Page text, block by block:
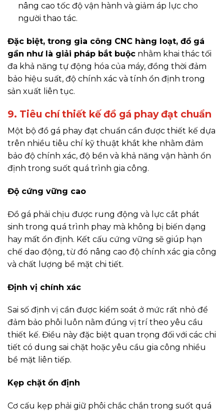
nâng cao tốc độ vận hành và giảm áp lực cho
người thao tác.
Đặc biệt, trong gia công CNC hàng loạt, đồ gá
gần như là giải pháp bắt buộc nhằm khai thác tối
đa khả năng tự động hóa của máy, đồng thời đảm
bảo hiệu suất, độ chính xác và tính ổn định trong
sản xuất liên tục.
9. Tiêu chí thiết kế đồ gá phay đạt chuẩn
Một bộ đồ gá phay đạt chuẩn cần được thiết kế dựa
trên nhiều tiêu chí kỹ thuật khắt khe nhằm đảm
bảo độ chính xác, độ bền và khả năng vận hành ổn
định trong suốt quá trình gia công.
Độ cứng vững cao
Đồ gá phải chịu được rung động và lực cắt phát
sinh trong quá trình phay mà không bị biến dạng
hay mất ổn định. Kết cấu cứng vững sẽ giúp hạn
chế dao động, từ đó nâng cao độ chính xác gia công
và chất lượng bề mặt chi tiết.
Định vị chính xác
Sai số định vị cần được kiểm soát ở mức rất nhỏ để
đảm bảo phôi luôn nằm đúng vị trí theo yêu cầu
thiết kế. Điều này đặc biệt quan trọng đối với các chi
tiết có dung sai chặt hoặc yêu cầu gia công nhiều
bề mặt liên tiếp.
Kẹp chặt ổn định
Cơ cấu kẹp phải giữ phôi chắc chắn trong suốt quá